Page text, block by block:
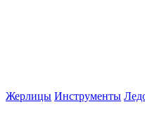
Жерлицы Инструменты